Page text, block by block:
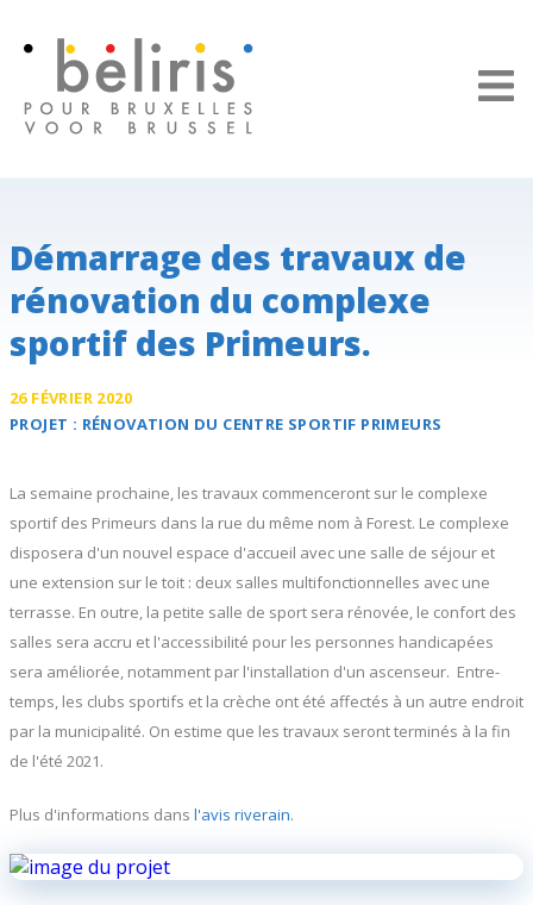
Démarrage des travaux de
rénovation du complexe
sportif des Primeurs.
26 FÉVRIER 2020
PROJET : RÉNOVATION DU CENTRE SPORTIF PRIMEURS
La semaine prochaine, les travaux commenceront sur le complexe
sportif des Primeurs dans la rue du même nom à Forest. Le complexe
disposera d'un nouvel espace d'accueil avec une salle de séjour et
une extension sur le toit : deux salles multifonctionnelles avec une
terrasse. En outre, la petite salle de sport sera rénovée, le confort des
salles sera accru et l'accessibilité pour les personnes handicapées
sera améliorée, notamment par l'installation d'un ascenseur. Entre-
temps, les clubs sportifs et la crèche ont été affectés à un autre endroit
par la municipalité. On estime que les travaux seront terminés à la fin
de l'été 2021.
Plus d'informations dans l'avis riverain.